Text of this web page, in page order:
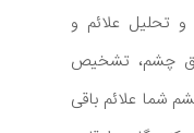
و تحلیل علائم و
چشم، تشخیص
شما علائم باقی